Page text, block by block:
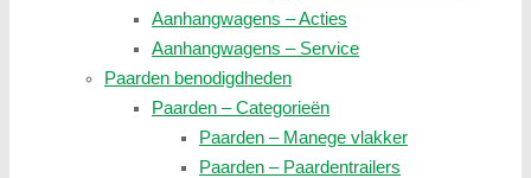
Aanhangwagens – Acties
Aanhangwagens – Service
Paarden benodigdheden
Paarden – Categorieën
Paarden – Manege vlakker
Paarden – Paardentrailers